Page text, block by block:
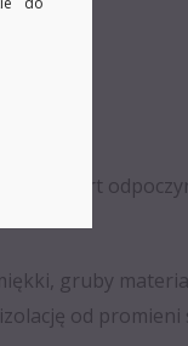
komfort
gruby
od promieni